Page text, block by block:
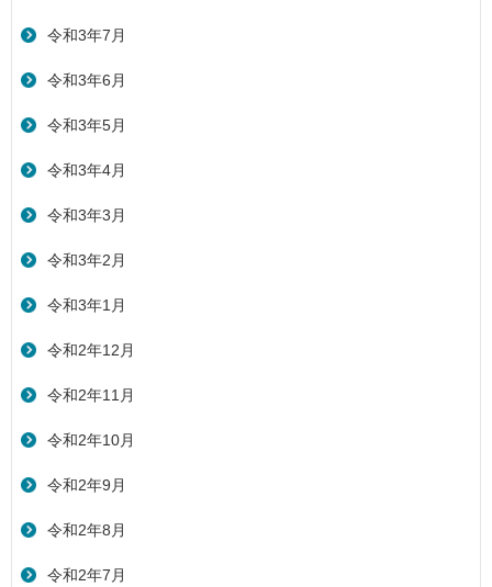
令和3年7月
令和3年6月
令和3年5月
令和3年4月
令和3年3月
令和3年2月
令和3年1月
令和2年12月
令和2年11月
令和2年10月
令和2年9月
令和2年8月
令和2年7月